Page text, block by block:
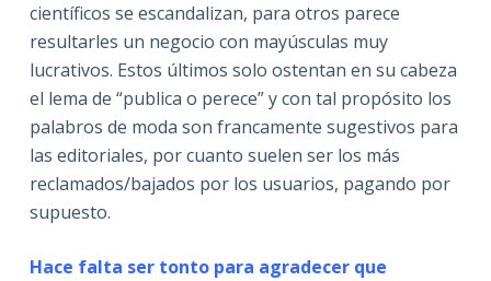
científicos se escandalizan, para otros parece
resultarles un negocio con mayúsculas muy
lucrativos. Estos últimos solo ostentan en su cabeza
el lema de “publica o perece” y con tal propósito los
palabros de moda son francamente sugestivos para
las editoriales, por cuanto suelen ser los más
reclamados/bajados por los usuarios, pagando por
supuesto.
Hace falta ser tonto para agradecer que